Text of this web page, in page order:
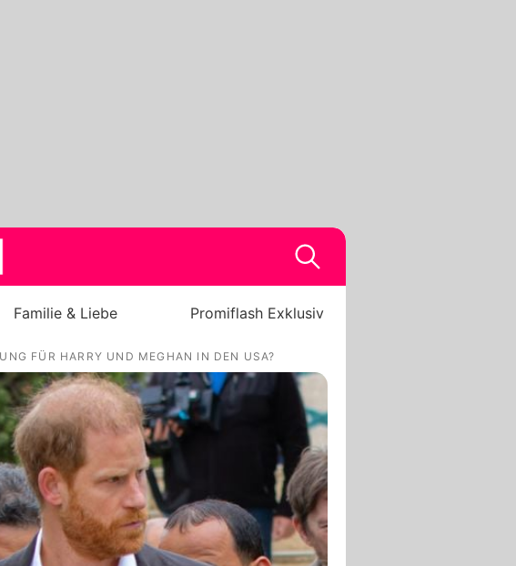
Familie & Liebe Promiflash Exklusiv
FÜR HARRY UND MEGHAN IN DEN USA?